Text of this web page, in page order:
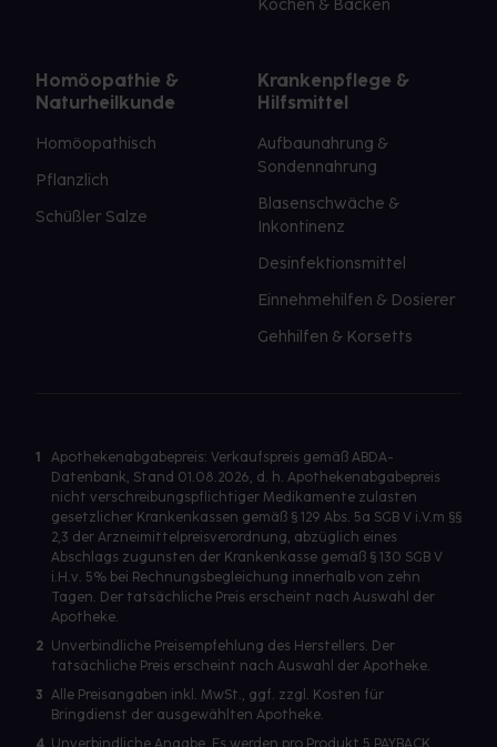
Kochen & Backen
Homöopathie &
Naturheilkunde
Homöopathisch
Pflanzlich
Schüßler Salze
Krankenpflege &
Hilfsmittel
Aufbaunahrung &
Sondennahrung
Blasenschwäche &
Inkontinenz
Desinfektionsmittel
Einnehmehilfen & Dosierer
Gehhilfen & Korsetts
1
Apothekenabgabepreis: Verkaufspreis gemäß ABDA-
Datenbank, Stand 01.08.2026, d. h. Apothekenabgabepreis
nicht verschreibungspflichtiger Medikamente zulasten
gesetzlicher Krankenkassen gemäß § 129 Abs. 5a SGB V i.V.m §§
2,3 der Arzneimittelpreisverordnung, abzüglich eines
Abschlags zugunsten der Krankenkasse gemäß § 130 SGB V
i.H.v. 5% bei Rechnungsbegleichung innerhalb von zehn
Tagen. Der tatsächliche Preis erscheint nach Auswahl der
Apotheke.
2 Unverbindliche Preisempfehlung des Herstellers. Der
tatsächliche Preis erscheint nach Auswahl der Apotheke.
3 Alle Preisangaben inkl. MwSt., ggf. zzgl. Kosten für
Bringdienst der ausgewählten Apotheke.